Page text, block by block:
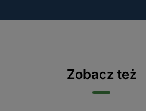
Zobacz też